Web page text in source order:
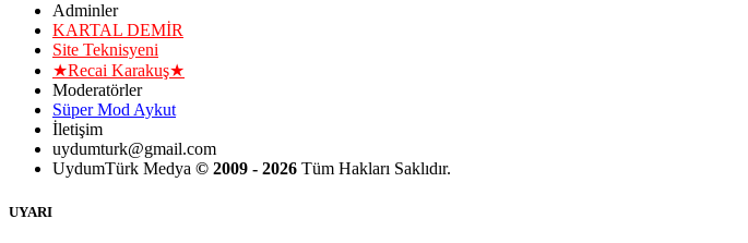
Adminler
KARTAL DEMİR
Site Teknisyeni
★Recai Karakuş★
Moderatörler
Süper Mod Aykut
İletişim
uydumturk@gmail.com
UydumTürk Medya © 2009 - 2026 Tüm Hakları Saklıdır.
UYARI